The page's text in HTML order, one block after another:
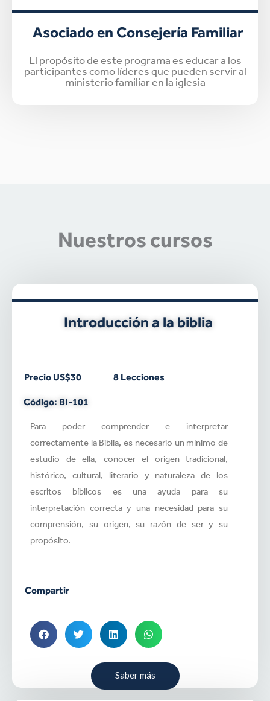
Asociado en Consejería Familiar
El propósito de este programa es educar a los
participantes como líderes que pueden servir al
ministerio familiar en la iglesia
Nuestros cursos
Introducción a la biblia
Precio US$30 8 Lecciones
Código: BI-101
Para poder comprender e interpretar
correctamente la Biblia, es necesario un mínimo de
estudio de ella, conocer el origen tradicional,
histórico, cultural, literario y naturaleza de los
escritos bíblicos es una ayuda para su
interpretación correcta y una necesidad para su
comprensión, su origen, su razón de ser y su
propósito.
Compartir
Saber más